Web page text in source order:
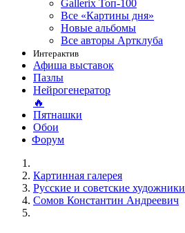
Gallerix Топ-100
Все «Картины дня»
Новые альбомы
Все авторы Артклуба
Интерактив
Афиша выставок
Пазлы
Нейрогенератор
🔥
Пятнашки
Обои
Форум
Картинная галерея
Русские и советские художники
Сомов Константин Андреевич